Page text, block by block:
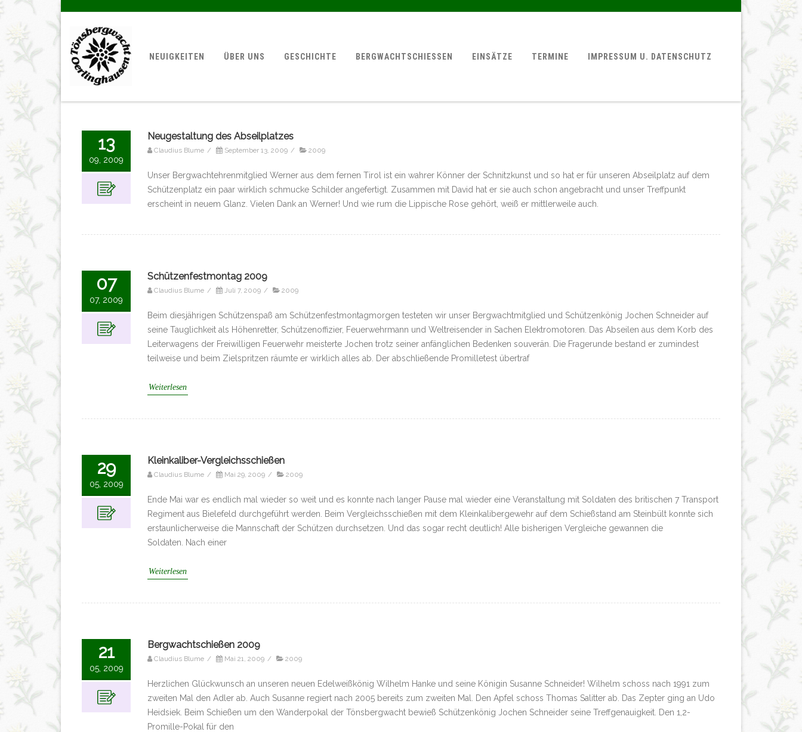
NEUIGKEITEN ÜBER UNS GESCHICHTE BERGWACHTSCHIESSEN EINSÄTZE TERMINE IMPRESSUM U. DATENSCHUTZ
13
09, 2009
Neugestaltung des Abseilplatzes
Claudius Blume / September 13, 2009 / 2009
Unser Bergwachtehrenmitglied Werner aus dem fernen Tirol ist ein wahrer Könner der Schnitzkunst und so hat er für unseren Abseilplatz auf dem
Schützenplatz ein paar wirklich schmucke Schilder angefertigt. Zusammen mit David hat er sie auch schon angebracht und unser Treffpunkt
erscheint in neuem Glanz. Vielen Dank an Werner! Und wie rum die Lippische Rose gehört, weiß er mittlerweile auch.
07
07, 2009
Schützenfestmontag 2009
Claudius Blume / Juli 7, 2009 / 2009
Beim diesjährigen Schützenspaß am Schützenfestmontagmorgen testeten wir unser Bergwachtmitglied und Schützenkönig Jochen Schneider auf
seine Tauglichkeit als Höhenretter, Schützenoffizier, Feuerwehrmann und Weltreisender in Sachen Elektromotoren. Das Abseilen aus dem Korb des
Leiterwagens der Freiwilligen Feuerwehr meisterte Jochen trotz seiner anfänglichen Bedenken souverän. Die Fragerunde bestand er zumindest
teilweise und beim Zielspritzen räumte er wirklich alles ab. Der abschließende Promilletest übertraf
Weiterlesen
29
05, 2009
Kleinkaliber-Vergleichsschießen
Claudius Blume / Mai 29, 2009 / 2009
Ende Mai war es endlich mal wieder so weit und es konnte nach langer Pause mal wieder eine Veranstaltung mit Soldaten des britischen 7 Transport
Regiment aus Bielefeld durchgeführt werden. Beim Vergleichsschießen mit dem Kleinkalibergewehr auf dem Schießstand am Steinbült konnte sich
erstaunlicherweise die Mannschaft der Schützen durchsetzen. Und das sogar recht deutlich! Alle bisherigen Vergleiche gewannen die
Soldaten. Nach einer
Weiterlesen
21
05, 2009
Bergwachtschießen 2009
Claudius Blume / Mai 21, 2009 / 2009
Herzlichen Glückwunsch an unseren neuen Edelweißkönig Wilhelm Hanke und seine Königin Susanne Schneider! Wilhelm schoss nach 1991 zum
zweiten Mal den Adler ab. Auch Susanne regiert nach 2005 bereits zum zweiten Mal. Den Apfel schoss Thomas Salitter ab. Das Zepter ging an Udo
Heidsiek. Beim Schießen um den Wanderpokal der Tönsbergwacht bewieß Schützenkönig Jochen Schneider seine Treffgenauigkeit. Den 1,2-
Promille-Pokal für den